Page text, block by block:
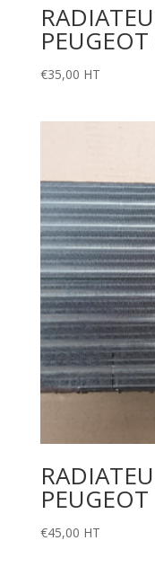
€35,00 HT
PEUGEOT
€45,00 HT